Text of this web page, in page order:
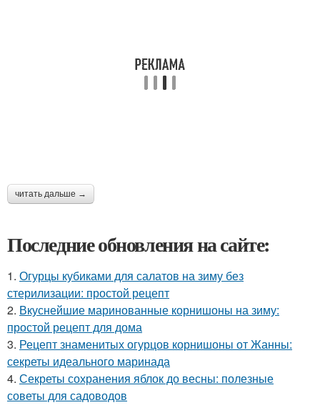
читать дальше →
Последние обновления на сайте:
1. Огурцы кубиками для салатов на зиму без
стерилизации: простой рецепт
2. Вкуснейшие маринованные корнишоны на зиму:
простой рецепт для дома
3. Рецепт знаменитых огурцов корнишоны от Жанны:
секреты идеального маринада
4. Секреты сохранения яблок до весны: полезные
советы для садоводов